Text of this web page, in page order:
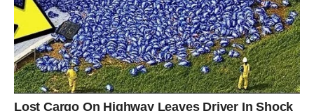
Jedna osoba mogla bi vam pomoći da ostvarite cilj koji
vam je dugo bio važan. Novac neće doći odjednom, ali će
prilivi biti dovoljno stabilni da osjetite veliko olakšanje.
Rak